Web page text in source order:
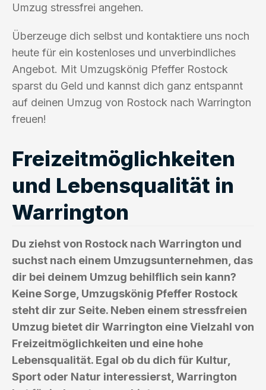
Umzug stressfrei angehen.
Überzeuge dich selbst und kontaktiere uns noch
heute für ein kostenloses und unverbindliches
Angebot. Mit Umzugskönig Pfeffer Rostock
sparst du Geld und kannst dich ganz entspannt
auf deinen Umzug von Rostock nach Warrington
freuen!
Freizeitmöglichkeiten
und Lebensqualität in
Warrington
Du ziehst von Rostock nach Warrington und
suchst nach einem Umzugsunternehmen, das
dir bei deinem Umzug behilflich sein kann?
Keine Sorge, Umzugskönig Pfeffer Rostock
steht dir zur Seite. Neben einem stressfreien
Umzug bietet dir Warrington eine Vielzahl von
Freizeitmöglichkeiten und eine hohe
Lebensqualität. Egal ob du dich für Kultur,
Sport oder Natur interessierst, Warrington